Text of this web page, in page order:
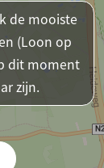
de mooiste
(Loon op
dit moment
zijn.